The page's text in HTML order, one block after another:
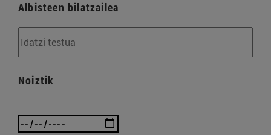
Albisteen bilatzailea
Noiztik